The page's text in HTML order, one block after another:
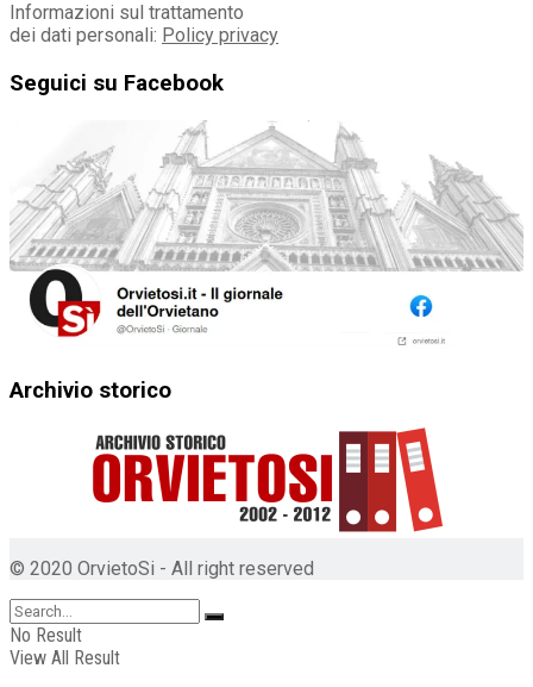
Informazioni sul trattamento
dei dati personali: Policy privacy
Seguici su Facebook
Archivio storico
© 2020 OrvietoSi - All right reserved
No Result
View All Result